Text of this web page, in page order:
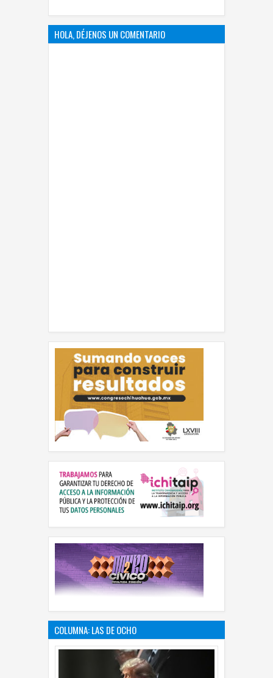
HOLA, DÉJENOS UN COMENTARIO
COLUMNA: LAS DE OCHO